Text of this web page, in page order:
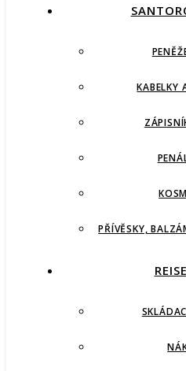
KABELKY
PŘÍVĚSKY,